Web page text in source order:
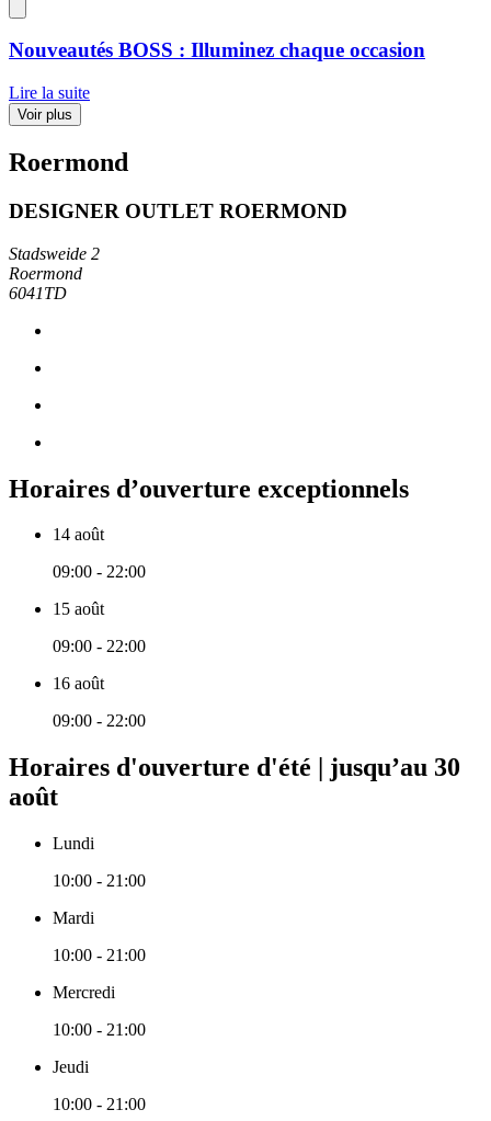
Nouveautés BOSS : Illuminez chaque occasion
Lire la suite
Voir plus
Roermond
DESIGNER OUTLET ROERMOND
Stadsweide 2
Roermond
6041TD
Horaires d’ouverture exceptionnels
14 août
09:00 - 22:00
15 août
09:00 - 22:00
16 août
09:00 - 22:00
Horaires d'ouverture d'été | jusqu’au 30
août
Lundi
10:00 - 21:00
Mardi
10:00 - 21:00
Mercredi
10:00 - 21:00
Jeudi
10:00 - 21:00